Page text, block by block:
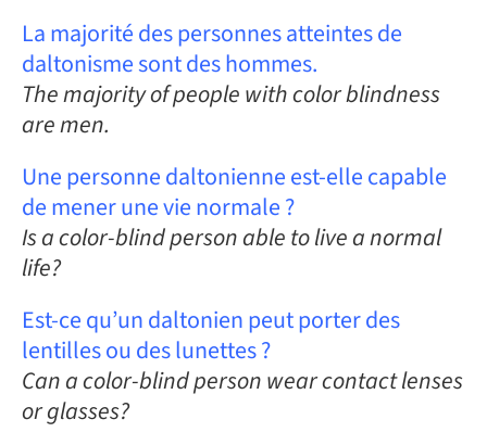
La majorité des personnes atteintes de
daltonisme sont des hommes.
The majority of people with color blindness
are men.
Une personne daltonienne est-elle capable
de mener une vie normale ?
Is a color-blind person able to live a normal
life?
Est-ce qu’un daltonien peut porter des
lentilles ou des lunettes ?
Can a color-blind person wear contact lenses
or glasses?